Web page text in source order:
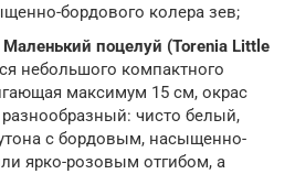
бордового колера зев;
Маленький поцелуй (Torenia Little
небольшого компактного
максимум 15 см, окрас
чисто белый,
с бордовым, насыщенно-
ярко-розовым отгибом, а